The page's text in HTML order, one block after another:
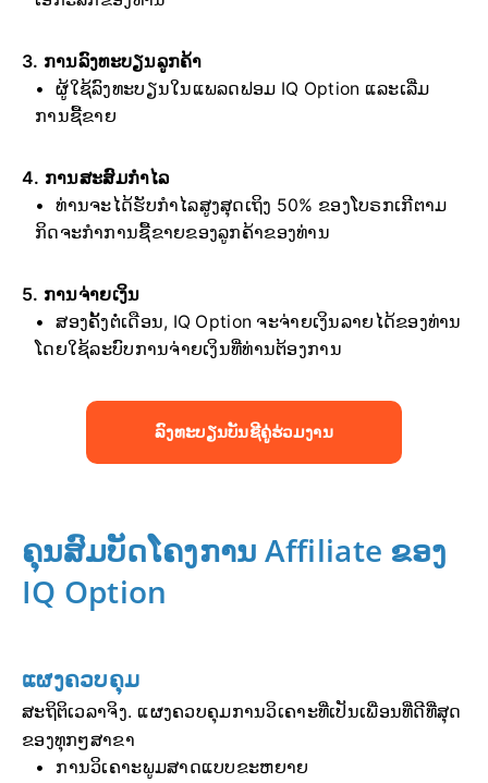
3. ການລົງທະບຽນລູກຄ້າ
ຜູ້ໃຊ້ລົງທະບຽນໃນແພລດຟອມ IQ Option ແລະເລີ່ມ
ການຊື້ຂາຍ
4. ການສະສົມກຳໄລ
ທ່ານຈະໄດ້ຮັບກຳໄລສູງສຸດເຖິງ 50% ຂອງໂບຣກເກີຕາມ
ກິດຈະກຳການຊື້ຂາຍຂອງລູກຄ້າຂອງທ່ານ
5. ການຈ່າຍເງິນ
ສອງຄັ້ງຕໍ່ເດືອນ, IQ Option ຈະຈ່າຍເງິນລາຍໄດ້ຂອງທ່ານ
ໂດຍໃຊ້ລະບົບການຈ່າຍເງິນທີ່ທ່ານຕ້ອງການ
ລົງທະບຽນບັນຊີຄູ່ຮ່ວມງານ
ຄຸນສົມບັດໂຄງການ Affiliate ຂອງ
IQ Option
ແຜງຄວບຄຸມ
ສະຖິຕິເວລາຈິງ. ແຜງຄວບຄຸມການວິເຄາະທີ່ເປັນເພື່ອນທີ່ດີທີ່ສຸດ
ຂອງທຸກໆສາຂາ
ການວິເຄາະພູມສາດແບບຂະຫຍາຍ